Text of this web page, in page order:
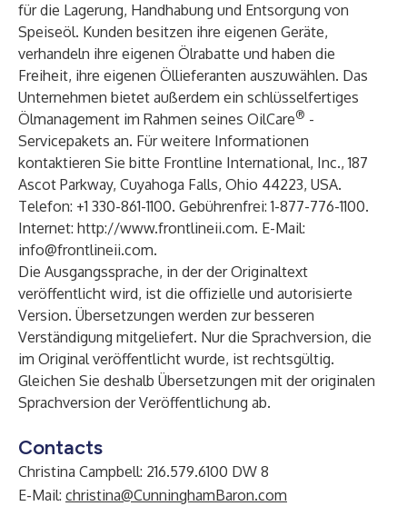
für die Lagerung, Handhabung und Entsorgung von
Speiseöl. Kunden besitzen ihre eigenen Geräte,
verhandeln ihre eigenen Ölrabatte und haben die
Freiheit, ihre eigenen Öllieferanten auszuwählen. Das
Unternehmen bietet außerdem ein schlüsselfertiges
Ölmanagement im Rahmen seines OilCare® -
Servicepakets an. Für weitere Informationen
kontaktieren Sie bitte Frontline International, Inc., 187
Ascot Parkway, Cuyahoga Falls, Ohio 44223, USA.
Telefon: +1 330-861-1100. Gebührenfrei: 1-877-776-1100.
Internet: http://www.frontlineii.com. E-Mail:
info@frontlineii.com.
Die Ausgangssprache, in der der Originaltext
veröffentlicht wird, ist die offizielle und autorisierte
Version. Übersetzungen werden zur besseren
Verständigung mitgeliefert. Nur die Sprachversion, die
im Original veröffentlicht wurde, ist rechtsgültig.
Gleichen Sie deshalb Übersetzungen mit der originalen
Sprachversion der Veröffentlichung ab.
Contacts
Christina Campbell: 216.579.6100 DW 8
E-Mail: christina@CunninghamBaron.com